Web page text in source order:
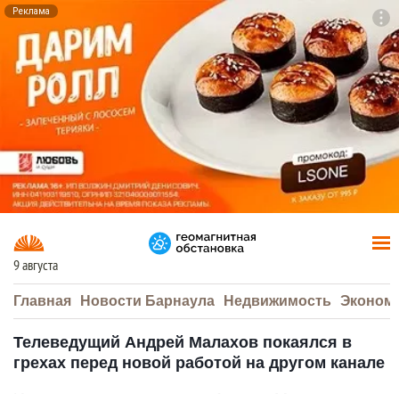
Реклама
9 августа
Главная Новости Барнаула Недвижимость
Телеведущий Андрей Малахов покаялся в
грехах перед новой работой на другом канале